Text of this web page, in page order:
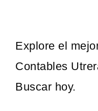
Explore el
Contables
Buscar hoy.